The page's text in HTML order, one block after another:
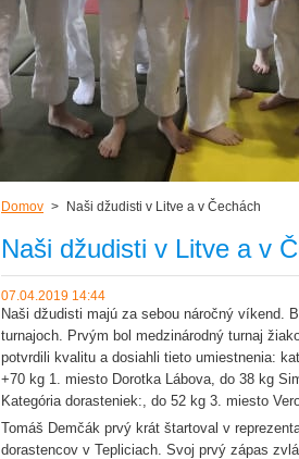
Domov > Naši džudisti v Litve a v Čechách
Naši džudisti v Litve a v
07.04.2019 14:44
Naši džudisti majú za sebou náročný víkend.
turnajoch. Prvým bol medzinárodný turnaj
potvrdili kvalitu a dosiahli tieto umiestnenia:
+70 kg 1. miesto Dorotka Lábova, do 38 kg
Kategória dorasteniek:, do 52 kg 3. miesto
Tomáš Demčák prvý krát štartoval v
dorastencov v Tepliciach. Svoj prvý zápas